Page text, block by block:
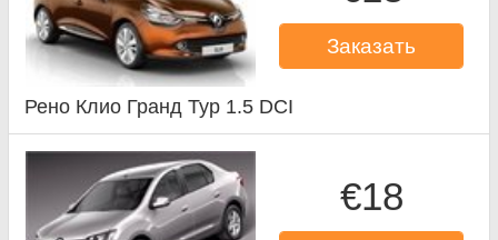
Заказать
Рено Клио Гранд Тур 1.5 DCI
€18